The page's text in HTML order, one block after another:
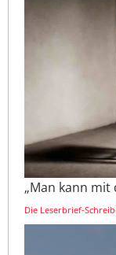
„Man kann
Die Leserbrief-